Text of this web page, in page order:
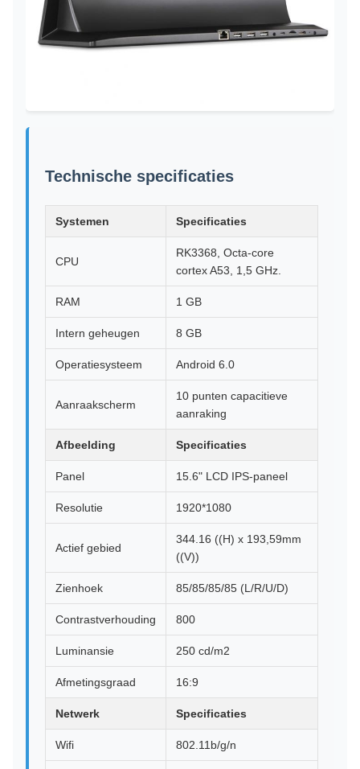
Technische specificaties
Systemen Specificaties
CPU
RK3368, Octa-core
cortex A53, 1,5 GHz.
RAM 1 GB
Intern geheugen 8 GB
Operatiesysteem Android 6.0
Aanraakscherm
10 punten capacitieve
aanraking
Afbeelding Specificaties
Panel 15.6" LCD IPS-paneel
Resolutie 1920*1080
Actief gebied
344.16 ((H) x 193,59mm
((V))
Zienhoek 85/85/85/85 (L/R/U/D)
Contrastverhouding 800
Luminansie 250 cd/m2
Afmetingsgraad 16:9
Netwerk Specificaties
Wifi 802.11b/g/n